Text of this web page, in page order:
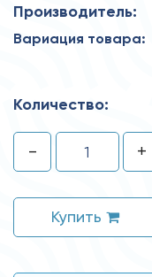
Производитель:
Вариация товара:
Количество:
- +
Купить